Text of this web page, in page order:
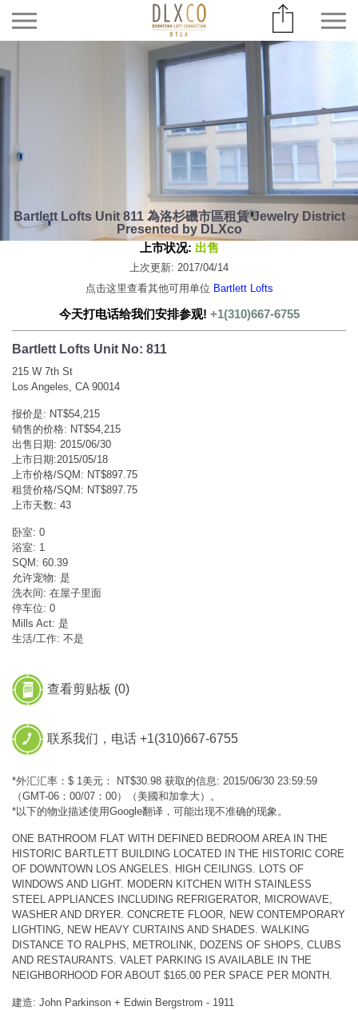
Bartlett Lofts Unit 811 為洛杉磯市區租賃 Jewelry District
Presented by DLXco
上市状况: 出售
上次更新: 2017/04/14
点击这里查看其他可用单位 Bartlett Lofts
今天打电话给我们安排参观! +1(310)667-6755
Bartlett Lofts Unit No: 811
215 W 7th St
Los Angeles, CA 90014
报价是: NT$54,215
销售的价格: NT$54,215
出售日期: 2015/06/30
上市日期:2015/05/18
上市价格/SQM: NT$897.75
租赁价格/SQM: NT$897.75
上市天数: 43
卧室: 0
浴室: 1
SQM: 60.39
允许宠物: 是
洗衣间: 在屋子里面
停车位: 0
Mills Act: 是
生活/工作: 不是
查看剪贴板 (0)
联系我们，电话 +1(310)667-6755
*外汇汇率：$ 1美元： NT$30.98 获取的信息: 2015/06/30 23:59:59
（GMT-06：00/07：00）（美國和加拿大）。
*以下的物业描述使用Google翻译，可能出现不准确的现象。
ONE BATHROOM FLAT WITH DEFINED BEDROOM AREA IN THE
HISTORIC BARTLETT BUILDING LOCATED IN THE HISTORIC CORE
OF DOWNTOWN LOS ANGELES. HIGH CEILINGS. LOTS OF
WINDOWS AND LIGHT. MODERN KITCHEN WITH STAINLESS
STEEL APPLIANCES INCLUDING REFRIGERATOR, MICROWAVE,
WASHER AND DRYER. CONCRETE FLOOR, NEW CONTEMPORARY
LIGHTING, NEW HEAVY CURTAINS AND SHADES. WALKING
DISTANCE TO RALPHS, METROLINK, DOZENS OF SHOPS, CLUBS
AND RESTAURANTS. VALET PARKING IS AVAILABLE IN THE
NEIGHBORHOOD FOR ABOUT $165.00 PER SPACE PER MONTH.
建造: John Parkinson + Edwin Bergstrom - 1911